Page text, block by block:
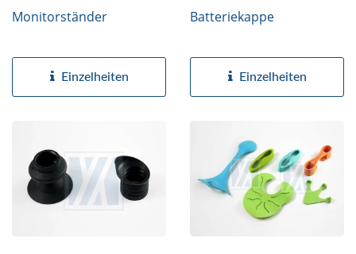
Monitorständer
Einzelheiten
Batteriekappe
Einzelheiten